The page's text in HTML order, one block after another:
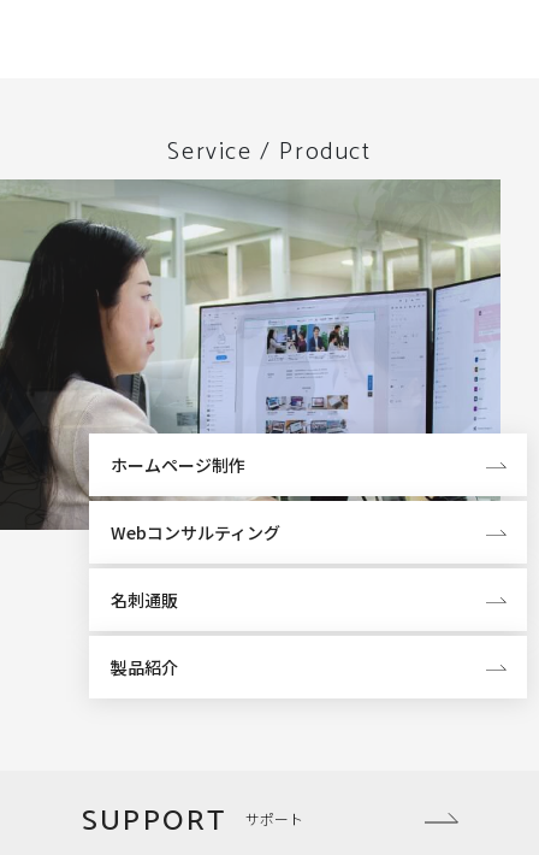
Service / Product
ホームページ制作
Webコンサルティング
名刺通販
製品紹介
SUPPORT サポート